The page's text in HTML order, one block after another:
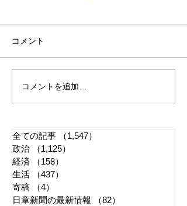
れいわ・山本太郎が代表
辞任 日本第一党・桜井
コメント
コメントを追加…
全ての記事 （1,547）
政治
（1,125）
経済
（158）
生活
（437）
寄稿
（4）
日章新聞の最新情報
（82）